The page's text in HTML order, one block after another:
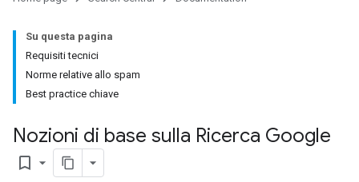
Su questa pagina
Requisiti tecnici
Norme relative allo spam
Best practice chiave
Nozioni di base sulla Ricerca Google
bookmark_border